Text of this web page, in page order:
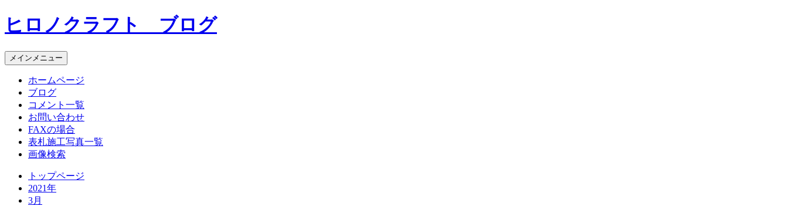
コ
ン
ン
ツ
ヒロノクラフト ブログ
メインメニュー
ホームページ
ブログ
コメント一覧
お問い合わせ
FAXの場合
表札施工写真一覧
画像検索
トップページ
2021年
3月